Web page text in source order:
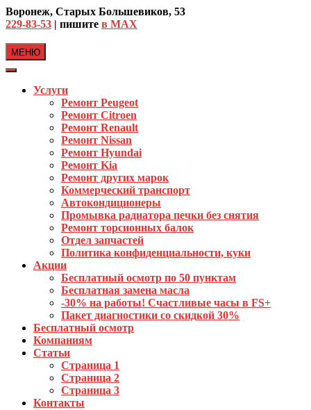
Skip
to
Воронеж, Старых Большевиков, 53
229-83-53 | пишите в MAX
МЕНЮ
Услуги
Ремонт Peugeot
Ремонт Citroen
Ремонт Renault
Ремонт Nissan
Ремонт Hyundai
Ремонт Kia
Ремонт других марок
Коммерческий транспорт
Автокондиционеры
Промывка радиатора печки без снятия
Ремонт торсионных балок
Отдел запчастей
Политика конфиденциальности, куки
Акции
Бесплатный осмотр по 50 пунктам
Бесплатная замена масла
-30% на работы! Счастливые часы в FS+
Пакет диагностики со скидкой 30%
Бесплатный осмотр
Компаниям
Статьи
Страница 1
Страница 2
Страница 3
Контакты